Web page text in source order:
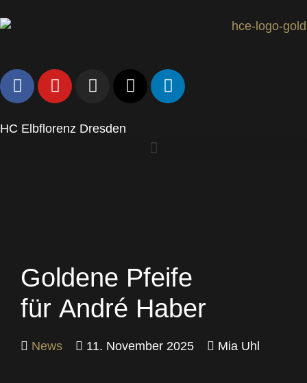
HC Elbflorenz Dresden
Goldene Pfeife
für André Haber
News 11. November 2025 Mia Uhl